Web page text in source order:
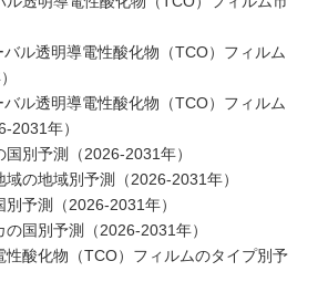
ル透明導電性酸化物（TCO）フィルム
ル透明導電性酸化物（TCO）フィルム
2031年）
別予測（2026-2031年）
の地域別予測（2026-2031年）
予測（2026-2031年）
国別予測（2026-2031年）
性酸化物（TCO）フィルムのタイプ別予